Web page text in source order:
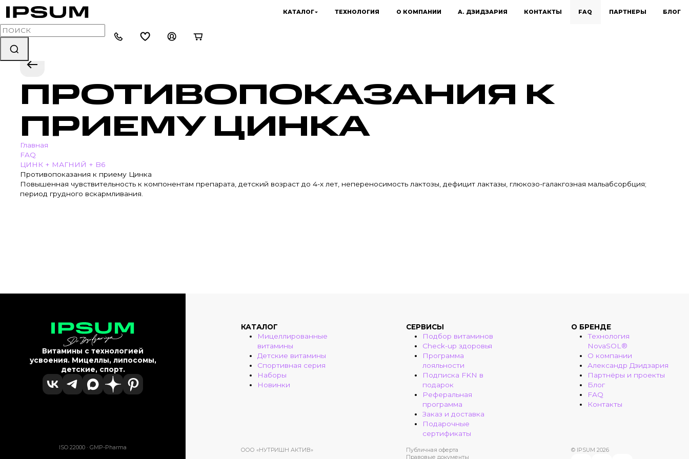
КАТАЛОГ ТЕХНОЛОГИЯ О КОМПАНИИ А. ДЗИДЗАРИЯ КОНТАКТЫ FAQ ПАРТНЕРЫ БЛОГ
ПРОТИВОПОКАЗАНИЯ К
ПРИЕМУ ЦИНКА
Главная
FAQ
ЦИНК + МАГНИЙ + B6
Противопоказания к приему Цинка
Повышенная чувствительность к компонентам препарата, детский возраст до 4-х лет, непереносимость лактозы, дефицит лактазы, глюкозо-галакгозная мальабсорбция;
период грудного вскармливания.
Витамины с технологией
усвоения. Мицеллы, липосомы,
детские, спорт.
ISO 22000 · GMP-Pharma
КАТАЛОГ
Мицеллированные
витамины
Детские витамины
Спортивная серия
Наборы
Новинки
СЕРВИСЫ
Подбор витаминов
Check-up здоровья
Программа
лояльности
Подписка FKN в
подарок
Реферальная
программа
Заказ и доставка
Подарочные
сертификаты
О БРЕНДЕ
Технология
NovaSOL®
О компании
Александр Дзидзария
Партнёры и проекты
Блог
FAQ
Контакты
ООО «НУТРИШН АКТИВ»
Публичная оферта
Правовые документы
© IPSUM 2026